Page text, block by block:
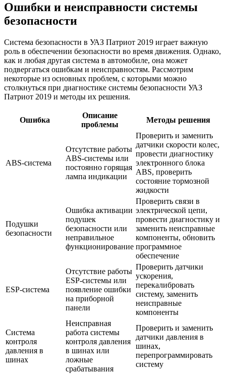
Ошибки и неисправности системы
безопасности
Система безопасности в УАЗ Патриот 2019 играет важную
роль в обеспечении безопасности во время движения. Однако,
как и любая другая система в автомобиле, она может
подвергаться ошибкам и неисправностям. Рассмотрим
некоторые из основных проблем, с которыми можно
столкнуться при диагностике системы безопасности УАЗ
Патриот 2019 и методы их решения.
Ошибка
Описание
проблемы
Методы решения
ABS-система
Отсутствие работы
ABS-системы или
постоянно горящая
лампа индикации
Проверить и заменить
датчики скорости колес,
провести диагностику
электронного блока
ABS, проверить
состояние тормозной
жидкости
Подушки
безопасности
Ошибка активации
подушек
безопасности или
неправильное
функционирование
Проверить связи в
электрической цепи,
провести диагностику и
заменить неисправные
компоненты, обновить
программное
обеспечение
ESP-система
Отсутствие работы
ESP-системы или
появление ошибки
на приборной
панели
Проверить датчики
ускорения,
перекалибровать
систему, заменить
неисправные
компоненты
Система
контроля
давления в
шинах
Неисправная
работа системы
контроля давления
в шинах или
ложные
срабатывания
Проверить и заменить
датчики давления в
шинах,
перепрограммировать
систему